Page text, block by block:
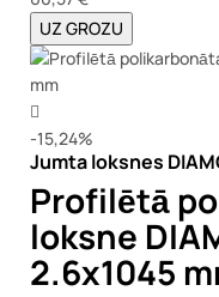
UZ GROZU
-15,24%
Jumta loksnes
Profilētā
loksne
2.6x1045